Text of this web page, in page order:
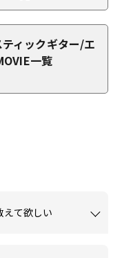
ティックギター/エ
一覧
て欲しい